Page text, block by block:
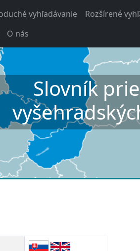
vyhľadávanie Rozšírené
O nás
Slovník